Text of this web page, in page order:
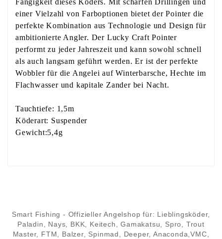
Fängigkeit dieses Köders. Mit scharfen Drillingen und
einer Vielzahl von Farboptionen bietet der Pointer die
perfekte Kombination aus Technologie und Design für
ambitionierte Angler. Der Lucky Craft Pointer
performt zu jeder Jahreszeit und kann sowohl schnell
als auch langsam geführt werden. Er ist der perfekte
Wobbler für die Angelei auf Winterbarsche, Hechte im
Flachwasser und kapitale Zander bei Nacht.
Tauchtiefe: 1,5m
Köderart: Suspender
Gewicht:5,4g
Smart Fishing - Offizieller Angelshop für: Lieblingsköder,
Paladin, Nays, BKK, Keitech, Gamakatsu, Spro, Trout
Master, FTM, Balzer, Spinmad, Deeper, Anaconda,VMC,